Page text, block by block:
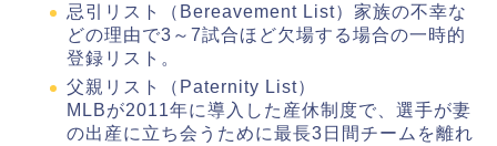
忌引リスト（Bereavement List）家族の不幸な
どの理由で3～7試合ほど欠場する場合の一時的
登録リスト。
父親リスト（Paternity List）
MLBが2011年に導入した産休制度で、選手が妻
の出産に立ち会うために最長3日間チームを離れ